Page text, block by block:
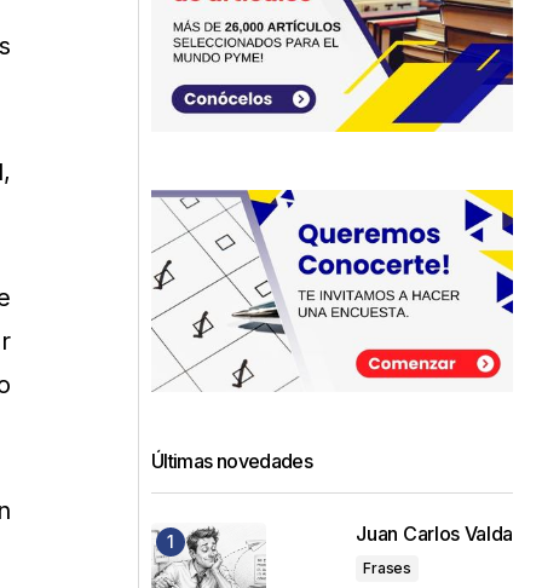
Últimas novedades
Juan Carlos Valda
Frases